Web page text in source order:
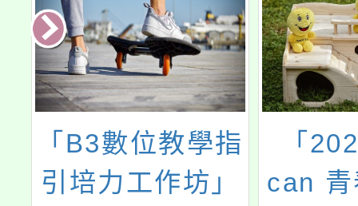
「2025年she
can 青春期生理
2024
壇: 從